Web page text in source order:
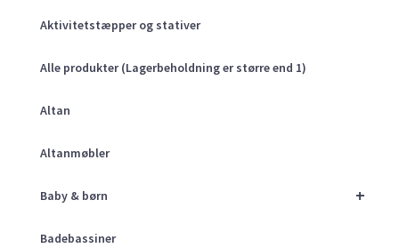
Aktivitetstæpper og stativer
Alle produkter (Lagerbeholdning er større end 1)
Altan
Altanmøbler
+
Baby & børn
Badebassiner